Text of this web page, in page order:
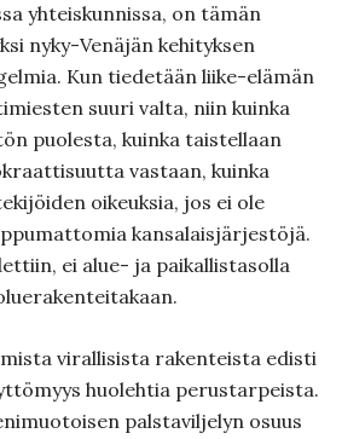
yhteiskunnissa, on tämän
nyky-Venäjän kehityksen
Kun tiedetään liike-elämän
suuri valta, niin kuinka
puolesta, kuinka taistellaan
vastaan, kuinka
oikeuksia, jos ei ole
kansalaisjärjestöjä.
ei alue- ja paikallistasolla
virallisista rakenteista edisti
huolehtia perustarpeista.
palstaviljelyn osuus